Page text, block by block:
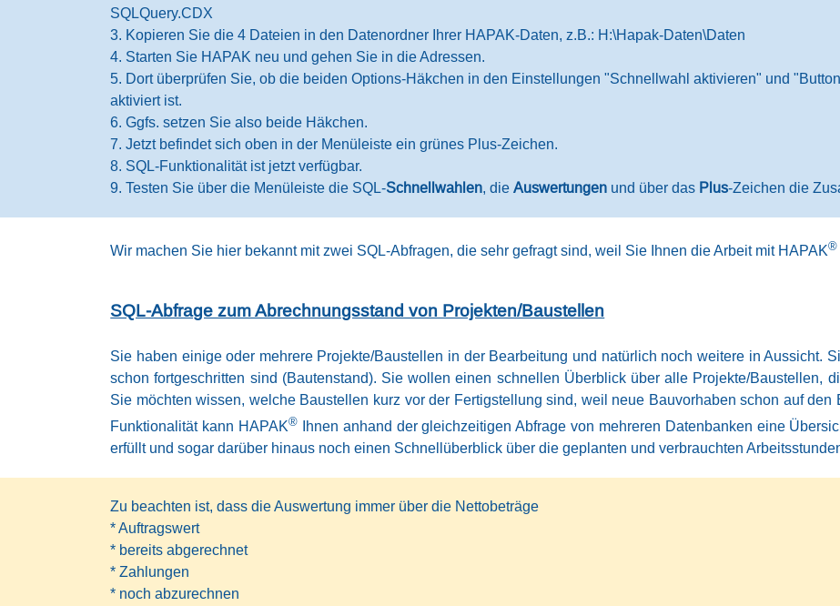
SQLQuery.CDX
3. Kopieren Sie die 4 Dateien in den Datenordner Ihrer HAPAK-Daten, z.B.: H:\Hapak-Daten\Daten
4. Starten Sie HAPAK neu und gehen Sie in die Adressen.
5. Dort überprüfen Sie, ob die beiden Options-Häkchen in den Einstellungen "Schnellwahl aktivieren" und
aktiviert ist.
6. Ggfs. setzen Sie also beide Häkchen.
7. Jetzt befindet sich oben in der Menüleiste ein grünes Plus-Zeichen.
8. SQL-Funktionalität ist jetzt verfügbar.
9. Testen Sie über die Menüleiste die SQL-Schnellwahlen, dieAuswertungen und über das Plus-Zeichen die
Wir machen Sie hier bekannt mit zwei SQL-Abfragen, die sehr gefragt sind, weil Sie Ihnen die Arbeit mit HAPAK®
SQL-Abfrage zum Abrechnungsstand von Projekten/Baustellen
Sie haben einige oder mehrere Projekte/Baustellen in der Bearbeitung und natürlich noch weitere in Aussicht.
schon fortgeschritten sind (Bautenstand). Sie wollen einen schnellen Überblick über alle Projekte/Baustellen,
Sie möchten wissen, welche Baustellen kurz vor der Fertigstellung sind, weil neue Bauvorhaben schon auf
Funktionalität kann HAPAK®Ihnen anhand der gleichzeitigen Abfrage von mehreren Datenbanken eine
erfüllt und sogar darüber hinaus noch einen Schnellüberblick über die geplanten und verbrauchten
Zu beachten ist, dass die Auswertung immer über die Nettobeträge
* Auftragswert
* bereits abgerechnet
* Zahlungen
* noch abzurechnen